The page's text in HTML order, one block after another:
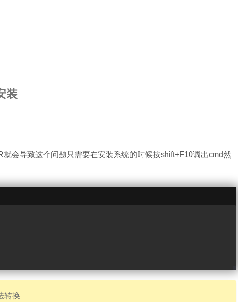
装
会导致这个问题只需要在安装系统的时候按shift+F10调出cmd然
转换